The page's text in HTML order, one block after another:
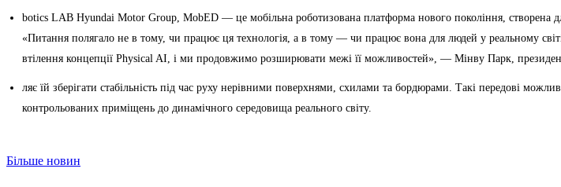
botics LAB Hyundai Motor Group, MobED — це мобільна роботизована платформа нового покоління, створена
«Питання полягало не в тому, чи працює ця технологія, а в тому — чи працює вона для людей у реальному
втілення концепції Physical AI, і ми продовжимо розширювати межі її можливостей», — Мінву Парк,
ляє їй зберігати стабільність під час руху нерівними поверхнями, схилами та бордюрами. Такі передові
контрольованих приміщень до динамічного середовища реального світу.
Більше новин